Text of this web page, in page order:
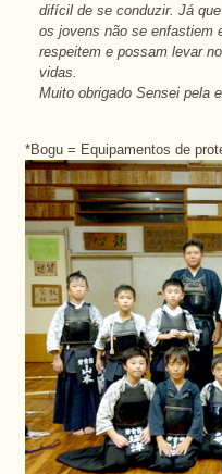
difícil de se conduzir. Já
os jovens não se enfastiem
respeitem e possam levar
vidas.
Muito obrigado Sensei pela
*Bogu = Equipamentos de